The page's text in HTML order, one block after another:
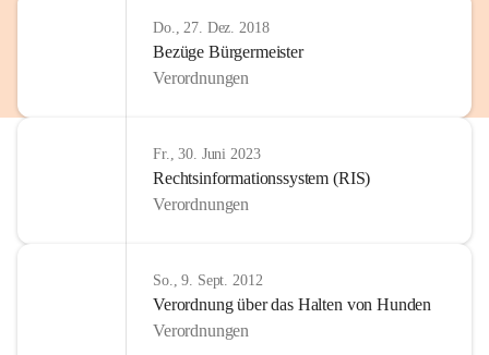
Do., 27. Dez. 2018
Bezüge Bürgermeister
Verordnungen
Fr., 30. Juni 2023
Rechtsinformationssystem (RIS)
Verordnungen
So., 9. Sept. 2012
Verordnung über das Halten von Hunden
Verordnungen